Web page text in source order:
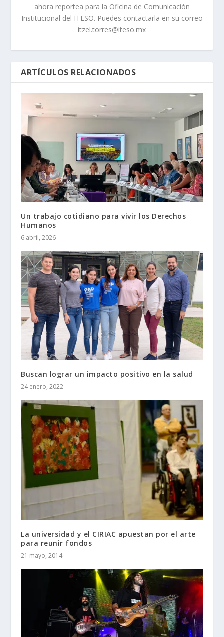
ahora reportea para la Oficina de Comunicación
Institucional del ITESO. Puedes contactarla en su correo
itzel.torres@iteso.mx
ARTÍCULOS RELACIONADOS
Un trabajo cotidiano para vivir los Derechos
Humanos
6 abril, 2026
Buscan lograr un impacto positivo en la salud
24 enero, 2022
La universidad y el CIRIAC apuestan por el arte
para reunir fondos
21 mayo, 2014